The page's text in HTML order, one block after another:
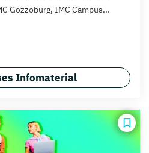
Gozzoburg, IMC Campus...
Infomaterial